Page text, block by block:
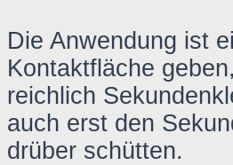
Die Anwendung ist
Kontaktfläche
reichlich
auch erst den
drüber schütten.